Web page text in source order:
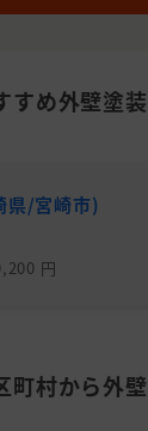
すめ外壁塗
県/宮崎市)
円
町村から外